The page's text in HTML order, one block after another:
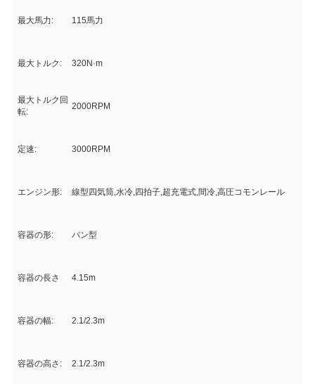
最大馬力: 115馬力
最大トルク: 320N·m
最大トルク回
転:
2000RPM
定速: 3000RPM
エンジン形: 線型四気筒,水冷,四拍子,超充電式,間冷,高圧コモンレール
容器の形: バン型
容器の長さ 4.15m
容器の幅: 2.1/2.3m
容器の高さ: 2.1/2.3m